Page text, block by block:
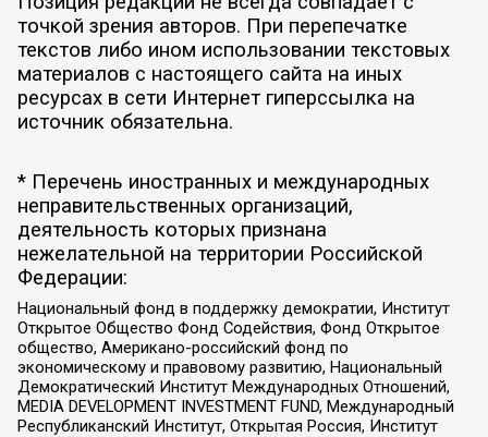
точкой зрения авторов. При перепечатке
текстов либо ином использовании текстовых
материалов с настоящего сайта на иных
ресурсах в сети Интернет гиперссылка на
источник обязательна.
* Перечень иностранных и международных
неправительственных организаций,
деятельность которых признана
нежелательной на территории Российской
Федерации:
Национальный фонд в поддержку демократии, Институт
Открытое Общество Фонд Содействия, Фонд Открытое
общество, Американо-российский фонд по
экономическому и правовому развитию, Национальный
Демократический Институт Международных Отношений,
MEDIA DEVELOPMENT INVESTMENT FUND, Международный
Республиканский Институт, Открытая Россия, Институт